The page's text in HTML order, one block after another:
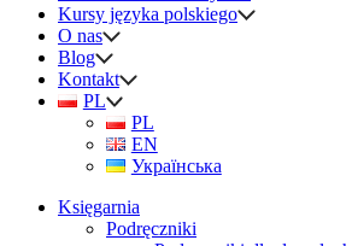
Kursy języka polskiego
O nas
Blog
Kontakt
PL
PL
EN
Українська
Księgarnia
Podręczniki